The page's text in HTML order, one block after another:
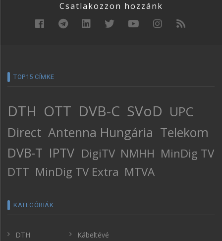
Csatlakozzon hozzánk
TOP15 CÍMKE
DTH OTT DVB-C SVoD UPC
Direct Antenna Hungária Telekom
DVB-T IPTV DigiTV NMHH MinDig TV
DTT MinDig TV Extra MTVA
KATEGÓRIÁK
DTH Kábeltévé